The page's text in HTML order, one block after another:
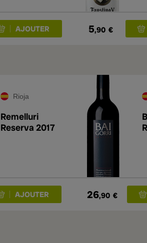
5,90 €
Rioja
Remelluri
Reserva 2017
26,90 €